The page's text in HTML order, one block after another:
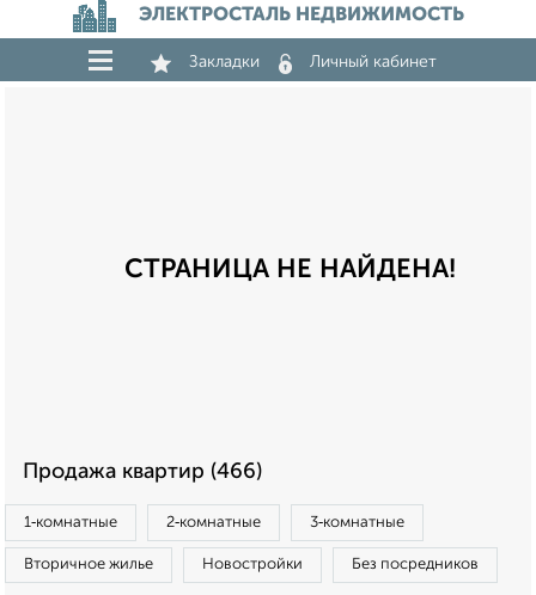
ЭЛЕКТРОСТАЛЬ НЕДВИЖИМОСТЬ
Закладки Личный кабинет
СТРАНИЦА НЕ НАЙДЕНА!
Продажа квартир (466)
1‑комнатные 2‑комнатные 3‑комнатные
Вторичное жилье Новостройки Без посредников